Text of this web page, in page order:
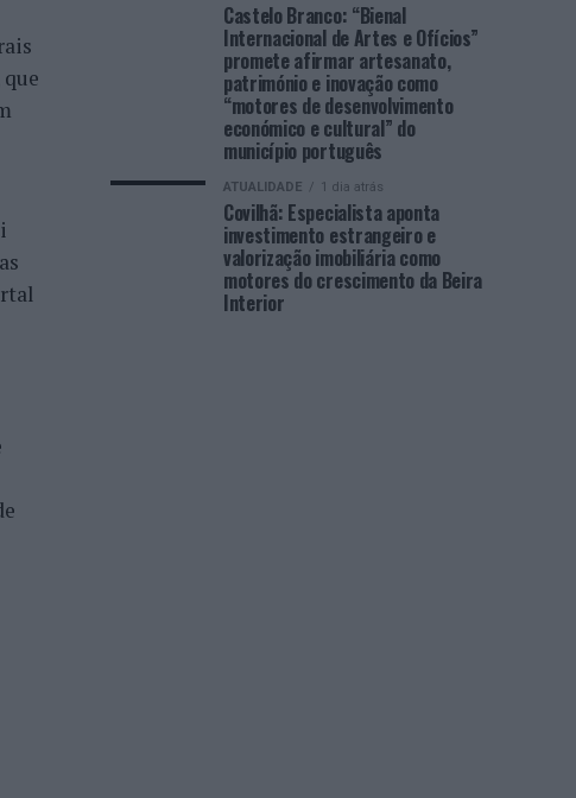
Castelo Branco: “Bienal
Internacional de Artes e Ofícios”
promete afirmar artesanato,
património e inovação como
“motores de desenvolvimento
económico e cultural” do
município português
ATUALIDADE 1 dia atrás
Covilhã: Especialista aponta
investimento estrangeiro e
valorização imobiliária como
motores do crescimento da Beira
Interior